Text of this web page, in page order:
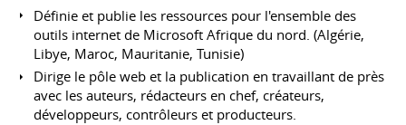
Définie et publie les ressources pour l'ensemble des
outils internet de Microsoft Afrique du nord. (Algérie,
Libye, Maroc, Mauritanie, Tunisie)
Dirige le pôle web et la publication en travaillant de près
avec les auteurs, rédacteurs en chef, créateurs,
développeurs, contrôleurs et producteurs.